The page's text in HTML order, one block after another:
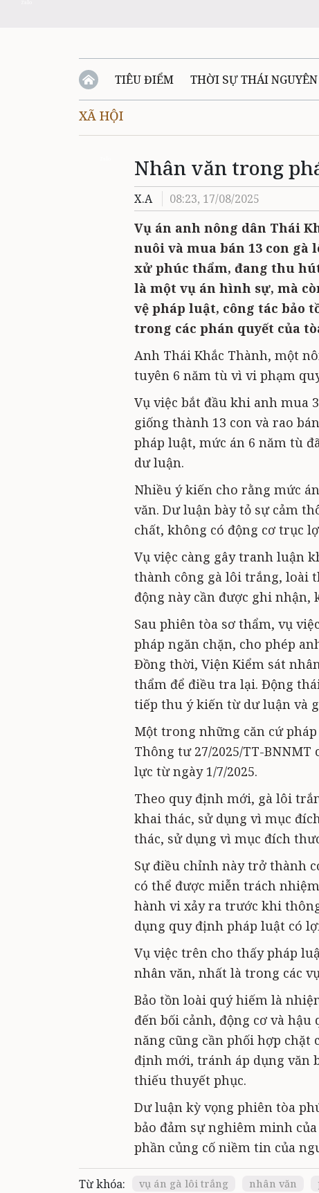
TIÊU ĐIỂM THỜI SỰ THÁI NGUYÊN
QUỐC PHÒNG - AN NINH
QUÊ HƯƠNG - ĐẤT NƯỚC QUỐC TẾ
VĂN BẢN, CHÍNH SÁCH MỚI VĂN NGHỆ
XÃ HỘI
Nhân văn trong
X.A 08:23, 17/08/2025
Vụ án anh nông dân Thái
nuôi và mua bán 13 con
xử phúc thẩm, đang thu
là một vụ án hình sự, mà
vệ pháp luật, công tác bảo
trong các phán quyết của
Anh Thái Khắc Thành, một
tuyên 6 năm tù vì vi phạm
Vụ việc bắt đầu khi anh mua
giống thành 13 con và rao
pháp luật, mức án 6 năm tù
dư luận.
Nhiều ý kiến cho rằng mức
văn. Dư luận bày tỏ sự cảm
chất, không có động cơ trục
Vụ việc càng gây tranh luận
thành công gà lôi trắng, loài
động này cần được ghi
Sau phiên tòa sơ thẩm, vụ
pháp ngăn chặn, cho phép
Đồng thời, Viện Kiểm sát
thẩm để điều tra lại. Động
tiếp thu ý kiến từ dư luận và
Một trong những căn cứ
Thông tư 27/2025/TT-
lực từ ngày 1/7/2025.
Theo quy định mới, gà lôi
khai thác, sử dụng vì mục
thác, sử dụng vì mục đích
Sự điều chỉnh này trở thành
có thể được miễn trách
hành vi xảy ra trước khi
dụng quy định pháp luật có
Vụ việc trên cho thấy pháp
nhân văn, nhất là trong các
Bảo tồn loài quý hiếm là
đến bối cảnh, động cơ và hậu
năng cũng cần phối hợp chặt
định mới, tránh áp dụng văn
thiếu thuyết phục.
Dư luận kỳ vọng phiên tòa
bảo đảm sự nghiêm minh
phần củng cố niềm tin của
Từ khóa: vụ án gà lôi trắng nhân văn